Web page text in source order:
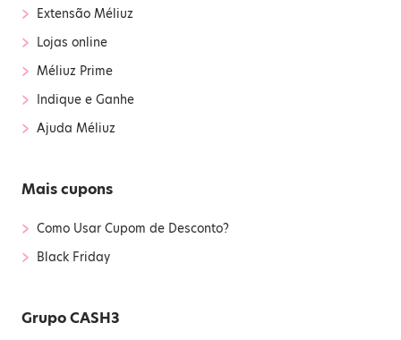
› Extensão Méliuz
› Lojas online
› Méliuz Prime
› Indique e Ganhe
› Ajuda Méliuz
Mais cupons
› Como Usar Cupom de Desconto?
› Black Friday
Grupo CASH3